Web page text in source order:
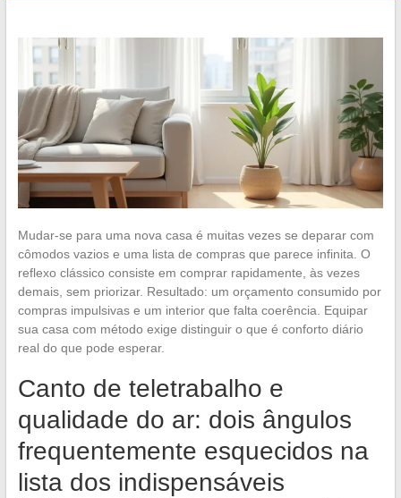
Mudar-se para uma nova casa é muitas vezes se deparar com
cômodos vazios e uma lista de compras que parece infinita. O
reflexo clássico consiste em comprar rapidamente, às vezes
demais, sem priorizar. Resultado: um orçamento consumido por
compras impulsivas e um interior que falta coerência. Equipar
sua casa com método exige distinguir o que é conforto diário
real do que pode esperar.
Canto de teletrabalho e
qualidade do ar: dois ângulos
frequentemente esquecidos na
lista dos indispensáveis